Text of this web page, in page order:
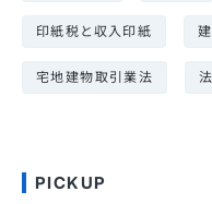
印紙税と収入印紙
宅地建物取引業法
PICKUP